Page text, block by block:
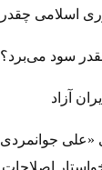
اسلامی
چقدر سود می‌برد؟
آزاد
«علی